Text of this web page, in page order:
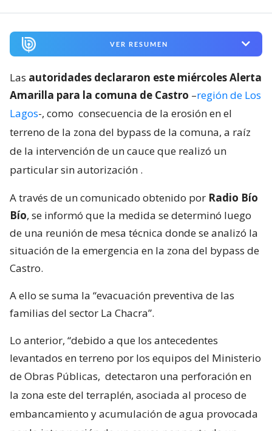
VER RESUMEN
Las autoridades declararon este miércoles Alerta
Amarilla para la comuna de Castro –región de Los
Lagos-, como consecuencia de la erosión en el
terreno de la zona del bypass de la comuna, a raíz
de la intervención de un cauce que realizó un
particular sin autorización .
A través de un comunicado obtenido por Radio Bío
Bío, se informó que la medida se determinó luego
de una reunión de mesa técnica donde se analizó la
situación de la emergencia en la zona del bypass de
Castro.
A ello se suma la “evacuación preventiva de las
familias del sector La Chacra”.
Lo anterior, “debido a que los antecedentes
levantados en terreno por los equipos del Ministerio
de Obras Públicas, detectaron una perforación en
la zona este del terraplén, asociada al proceso de
embancamiento y acumulación de agua provocada